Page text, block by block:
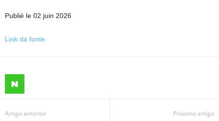
Publié le 02 juin 2026
Link da fonte
Artigo anterior Próximo artigo